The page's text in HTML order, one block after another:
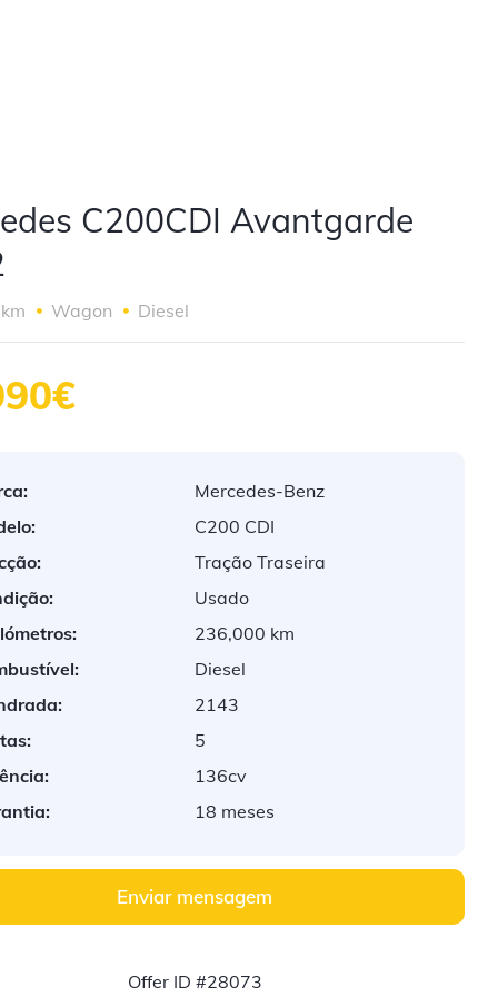
C200CDI Avantgarde
Wagon Diesel
Mercedes-Benz
C200 CDI
Tração Traseira
Usado
236,000 km
Diesel
2143
5
136cv
18 meses
Enviar mensagem
Offer ID #28073